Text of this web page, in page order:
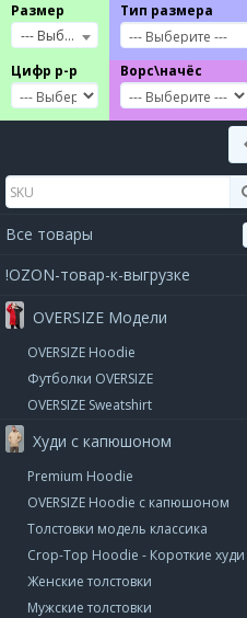
Размер
--- Выберите ---
Цифр р-р
Тип размера
Ворс\начёс
Все товары
!OZON-товар-к-выгрузке
OVERSIZE Модели
OVERSIZE Hoodie
Футболки OVERSIZE
OVERSIZE Sweatshirt
Худи с капюшоном
Premium Hoodie
OVERSIZE Hoodie с капюшоном
Толстовки модель классика
Crop-Top Hoodie - Короткие худи
Женские толстовки
Мужские толстовки